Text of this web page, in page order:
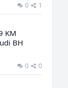
0 1
KM
BH
0 0